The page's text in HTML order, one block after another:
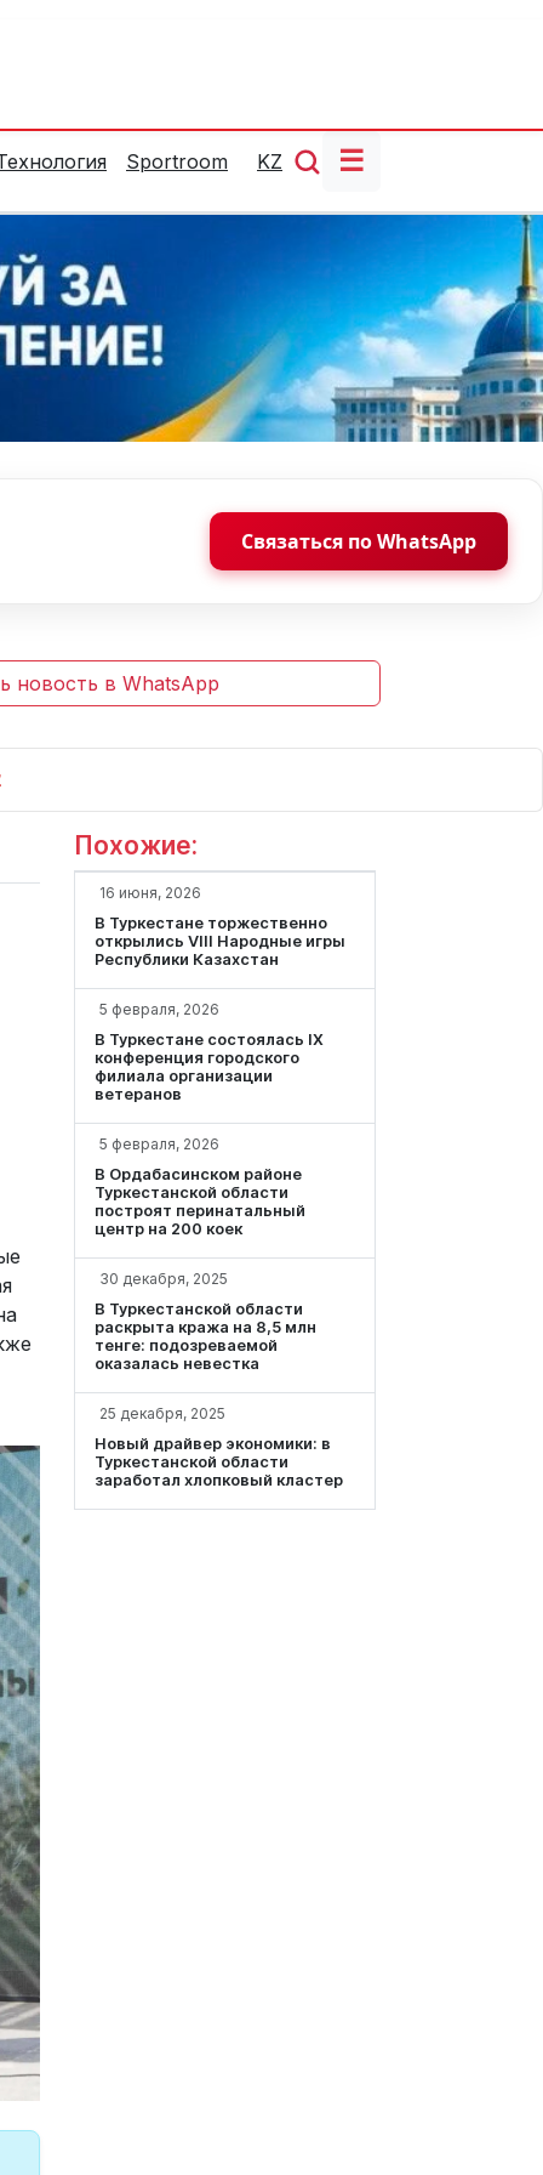
Sportroom KZ ☰
Связаться по WhatsApp
новость в WhatsApp
Похожие:
16 июня, 2026
В Туркестане торжественно
открылись VIII Народные игры
Республики Казахстан
5 февраля, 2026
В Туркестане состоялась IX
конференция городского
филиала организации
ветеранов
5 февраля, 2026
В Ордабасинском районе
Туркестанской области
построят перинатальный
центр на 200 коек
30 декабря, 2025
В Туркестанской области
раскрыта кража на 8,5 млн
тенге: подозреваемой
оказалась невестка
25 декабря, 2025
Новый драйвер экономики: в
Туркестанской области
заработал хлопковый кластер